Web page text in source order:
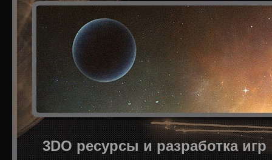
3DO ресурсы и разработка игр